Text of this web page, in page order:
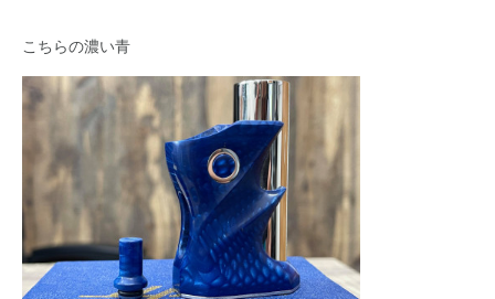
こちらの濃い青